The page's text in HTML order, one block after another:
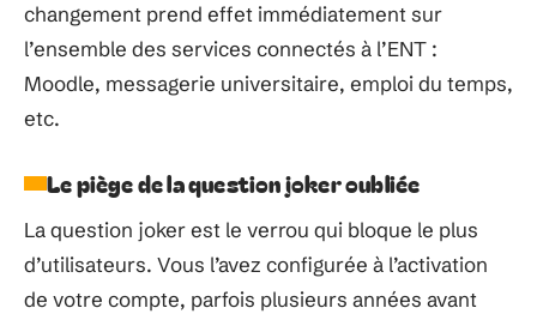
changement prend effet immédiatement sur
l’ensemble des services connectés à l’ENT :
Moodle, messagerie universitaire, emploi du temps,
etc.
Le piège de la question joker oubliée
La question joker est le verrou qui bloque le plus
d’utilisateurs. Vous l’avez configurée à l’activation
de votre compte, parfois plusieurs années avant